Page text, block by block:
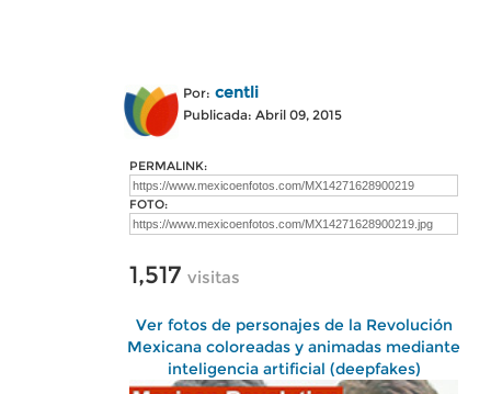
Por: centli
Publicada: Abril 09, 2015
PERMALINK:
FOTO:
1,517 visitas
Ver fotos de personajes de la Revolución
Mexicana coloreadas y animadas mediante
inteligencia artificial (deepfakes)